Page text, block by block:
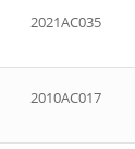
2021AC035
2010AC017